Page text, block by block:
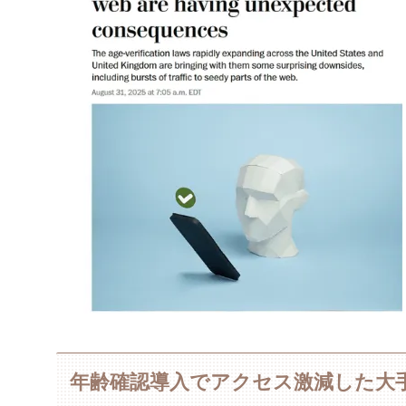
年齢確認導入でアクセス激減した大